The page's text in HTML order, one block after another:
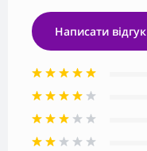
Написати відгук